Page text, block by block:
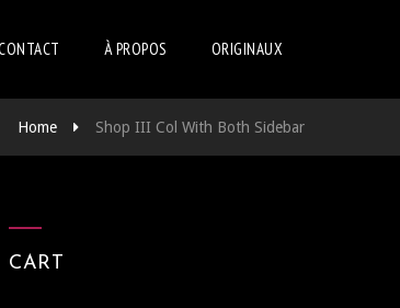
À PROPOS ORIGINAUX
Home Shop III Col With Both Sidebar
CART